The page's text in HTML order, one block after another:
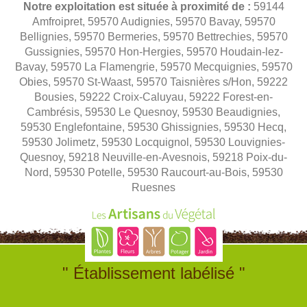
Notre exploitation est située à proximité de : 59144
Amfroipret, 59570 Audignies, 59570 Bavay, 59570
Bellignies, 59570 Bermeries, 59570 Bettrechies, 59570
Gussignies, 59570 Hon-Hergies, 59570 Houdain-lez-
Bavay, 59570 La Flamengrie, 59570 Mecquignies, 59570
Obies, 59570 St-Waast, 59570 Taisnières s/Hon, 59222
Bousies, 59222 Croix-Caluyau, 59222 Forest-en-
Cambrésis, 59530 Le Quesnoy, 59530 Beaudignies,
59530 Englefontaine, 59530 Ghissignies, 59530 Hecq,
59530 Jolimetz, 59530 Locquignol, 59530 Louvignies-
Quesnoy, 59218 Neuville-en-Avesnois, 59218 Poix-du-
Nord, 59530 Potelle, 59530 Raucourt-au-Bois, 59530
Ruesnes
" Établissement labélisé "